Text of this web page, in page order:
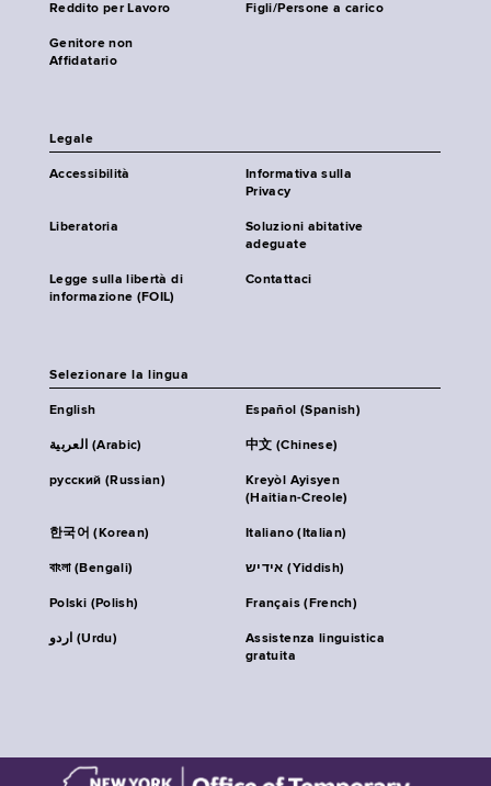
Reddito per Lavoro Figli/Persone a carico
Genitore non
Affidatario
Legale
Accessibilità
Informativa sulla
Privacy
Liberatoria
Soluzioni abitative
adeguate
Legge sulla libertà di
informazione (FOIL)
Contattaci
Selezionare la lingua
English Español (Spanish)
العربية (Arabic) 中文 (Chinese)
русский (Russian)
Kreyòl Ayisyen
(Haitian-Creole)
한국어 (Korean) Italiano (Italian)
বাংলা (Bengali) אידיש (Yiddish)
Polski (Polish) Français (French)
اردو (Urdu)
Assistenza linguistica
gratuita